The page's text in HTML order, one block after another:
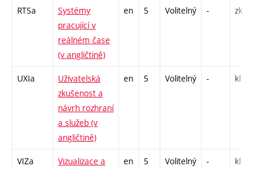
RTSa
Systémy
pracující v
reálném čase
(v angličtině)
en 5 Volitelný - zk
UXIa
Uživatelská
zkušenost a
návrh rozhraní
a služeb (v
angličtině)
en 5 Volitelný - kl
VIZa
Vizualizace a
en 5 Volitelný - kl